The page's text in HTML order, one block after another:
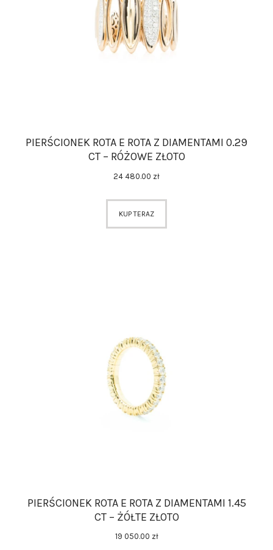
PIERŚCIONEK ROTA E ROTA Z DIAMENTAMI 0.29
CT – RÓŻOWE ZŁOTO
24 480.00 zł
KUP TERAZ
PIERŚCIONEK ROTA E ROTA Z DIAMENTAMI 1.45
CT – ŻÓŁTE ZŁOTO
19 050.00 zł